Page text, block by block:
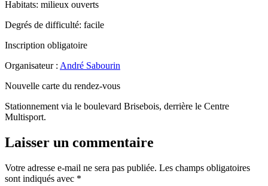
Habitats: milieux ouverts
Degrés de difficulté: facile
Inscription obligatoire
Organisateur : André Sabourin
Nouvelle carte du rendez-vous
Stationnement via le boulevard Brisebois, derrière le Centre
Multisport.
Laisser un commentaire
Votre adresse e-mail ne sera pas publiée. Les champs obligatoires
sont indiqués avec *